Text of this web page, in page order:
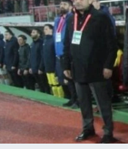
Magazin
Dünya
Sektör